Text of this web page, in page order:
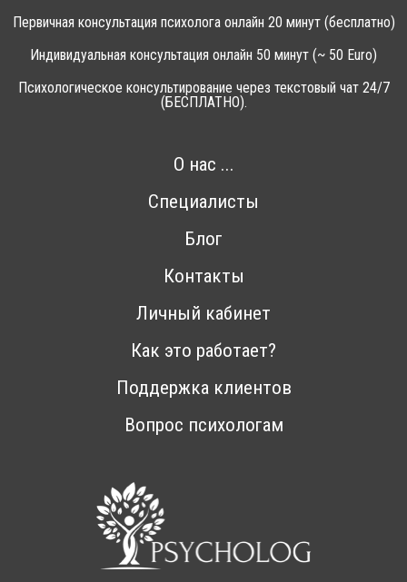
Первичная консультация психолога онлайн 20 минут (бесплатно)
Индивидуальная консультация онлайн 50 минут (~ 50 Euro)
Психологическое консультирование через текстовый чат 24/7
(БЕСПЛАТНО).
О нас ...
Специалисты
Блог
Контакты
Личный кабинет
Как это работает?
Поддержка клиентов
Вопрос психологам